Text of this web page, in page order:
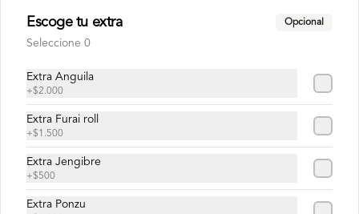
Doctor Roll
$8.500
Escoge tu extra Opcional
Seleccione 0
Extra Anguila
+$2.000
Extra Furai roll
+$1.500
Extra Jengibre
+$500
Extra Ponzu